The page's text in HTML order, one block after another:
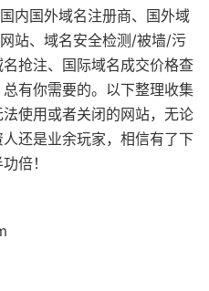
内国外域名注册商、国外域
站、域名安全检测/被墙/污
抢注、国际域名成交价格查
有你需要的。以下整理收集
使用或者关闭的网站，无论
还是业余玩家，相信有了下
倍！